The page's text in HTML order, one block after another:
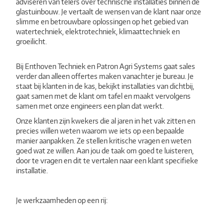
adviseren van telers over technische installaties binnen de
glastuinbouw. Je vertaalt de wensen van de klant naar onze
slimme en betrouwbare oplossingen op het gebied van
watertechniek, elektrotechniek, klimaattechniek en
groeilicht.
Bij Enthoven Techniek en Patron Agri Systems gaat sales
verder dan alleen offertes maken vanachter je bureau. Je
staat bij klanten in de kas, bekijkt installaties van dichtbij,
gaat samen met de klant om tafel en maakt vervolgens
samen met onze engineers een plan dat werkt.
Onze klanten zijn kwekers die al jaren in het vak zitten en
precies willen weten waarom we iets op een bepaalde
manier aanpakken. Ze stellen kritische vragen en weten
goed wat ze willen. Aan jou de taak om goed te luisteren,
door te vragen en dit te vertalen naar een klant specifieke
installatie.
Je werkzaamheden op een rij: